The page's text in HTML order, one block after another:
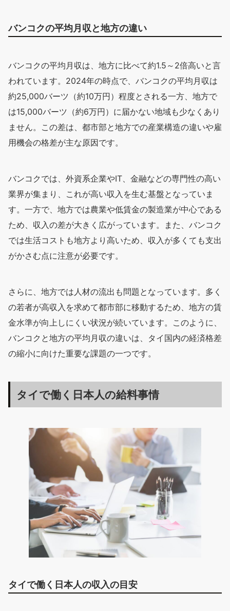
バンコクの平均月収と地方の違い
バンコクの平均月収は、地方に比べて約1.5～2倍高いと言
われています。2024年の時点で、バンコクの平均月収は
約25,000バーツ（約10万円）程度とされる一方、地方で
は15,000バーツ（約6万円）に届かない地域も少なくあり
ません。この差は、都市部と地方での産業構造の違いや雇
用機会の格差が主な原因です。
バンコクでは、外資系企業やIT、金融などの専門性の高い
業界が集まり、これが高い収入を生む基盤となっていま
す。一方で、地方では農業や低賃金の製造業が中心である
ため、収入の差が大きく広がっています。また、バンコク
では生活コストも地方より高いため、収入が多くても支出
がかさむ点に注意が必要です。
さらに、地方では人材の流出も問題となっています。多く
の若者が高収入を求めて都市部に移動するため、地方の賃
金水準が向上しにくい状況が続いています。このように、
バンコクと地方の平均月収の違いは、タイ国内の経済格差
の縮小に向けた重要な課題の一つです。
タイで働く日本人の給料事情
タイで働く日本人の収入の目安